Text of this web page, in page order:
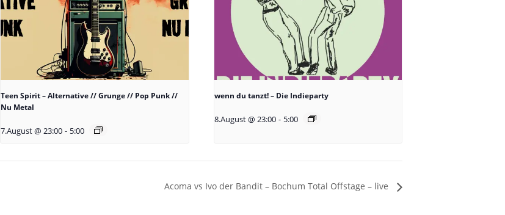
Teen Spirit – Alternative // Grunge // Pop Punk //
Nu Metal
7.August @ 23:00 - 5:00
wenn du tanzt! – Die Indieparty
8.August @ 23:00 - 5:00
Acoma vs Ivo der Bandit – Bochum Total Offstage – live